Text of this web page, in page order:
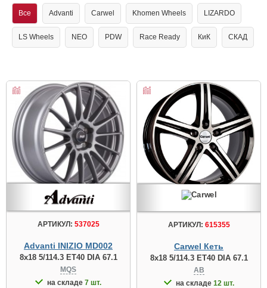
Все Advanti Carwel Khomen Wheels LIZARDO
LS Wheels NEO PDW Race Ready КиК СКАД
АРТИКУЛ: 537025
Advanti INIZIO MD002
8x18 5/114.3 ET40 DIA 67.1
MQS
на складе 7 шт.
АРТИКУЛ: 615355
Carwel Кеть
8x18 5/114.3 ET40 DIA 67.1
AB
на складе 12 шт.